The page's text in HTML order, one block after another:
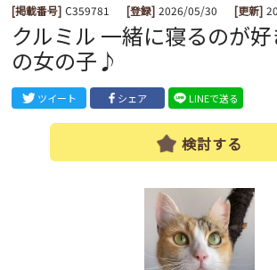
[掲載番号] C359781 [登録] 2026/05/30 [更新]
クルミル 一緒に寝るのが
の女の子♪
ツイート シェア LINEで送る
検討する